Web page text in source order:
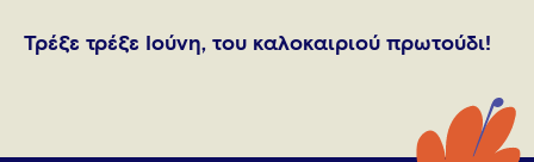
Τρέξε τρέξε Ιούνη, του καλοκαιριού πρωτούδι!